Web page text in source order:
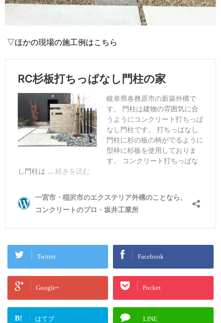
▽ほかの現場の施工例はこちら
Twitter Facebook
Google+ Pocket
B! はてブ LINE